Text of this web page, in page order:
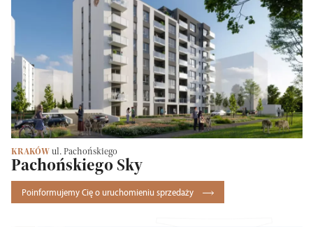
Pachońskiego Sky
KRAKÓWul. Pachońskiego
Poinformujemy Cię o uruchomieniu sprzedaży